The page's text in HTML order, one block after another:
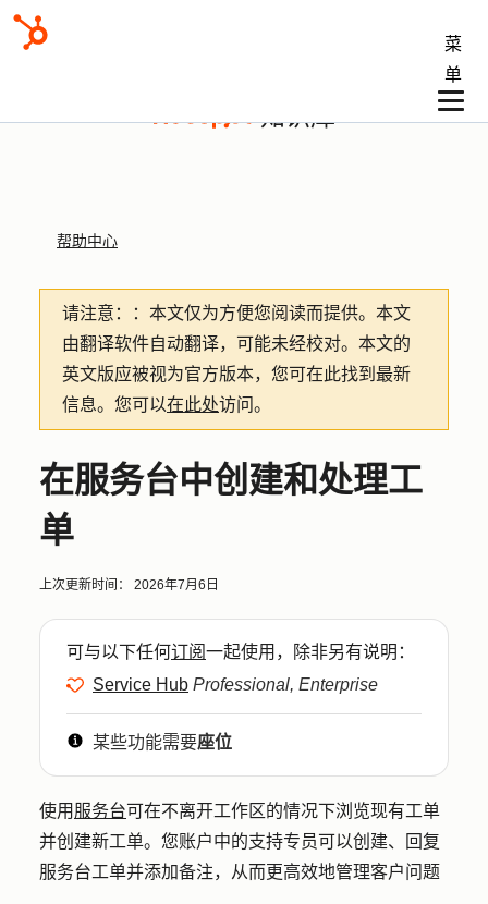
菜
单
知识库
帮助中心
请注意： ：本文仅为方便您阅读而提供。 本文
由翻译软件自动翻译，可能未经校对。本文的
英文版应被视为官方版本，您可在此找到最新
信息。您可以在此处访问。
在服务台中创建和处理工
单
上次更新时间： 2026年7月6日
可与以下任何订阅一起使用，除非另有说明：
Service Hub Professional, Enterprise
某些功能需要座位
使用 服务台可在不离开工作区的情况下浏览现有工单
并创建新工单。您账户中的支持专员可以创建、回复
服务台工单并添加备注，从而更高效地管理客户问题